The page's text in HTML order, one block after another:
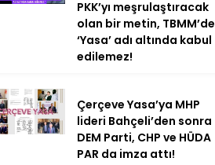
PKK’yı meşrulaştıracak
olan bir metin, TBMM’de
‘Yasa’ adı altında kabul
edilemez!
Çerçeve Yasa’ya MHP
lideri Bahçeli’den sonra
DEM Parti, CHP ve HÜDA
PAR da imza attı!